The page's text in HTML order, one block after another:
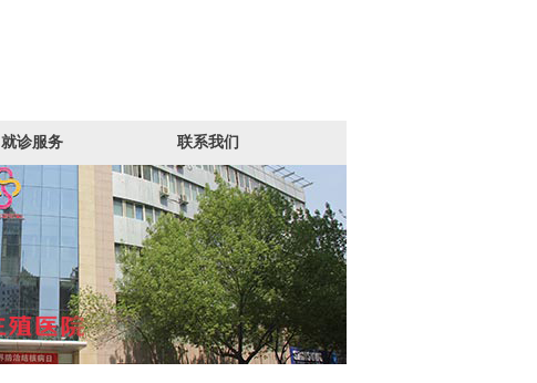
就诊服务 联系我们